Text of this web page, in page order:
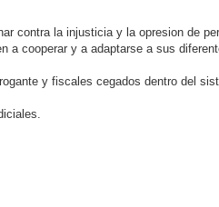
contra la injusticia y la opresion de
a cooperar y a adaptarse a sus
y fiscales cegados dentro del